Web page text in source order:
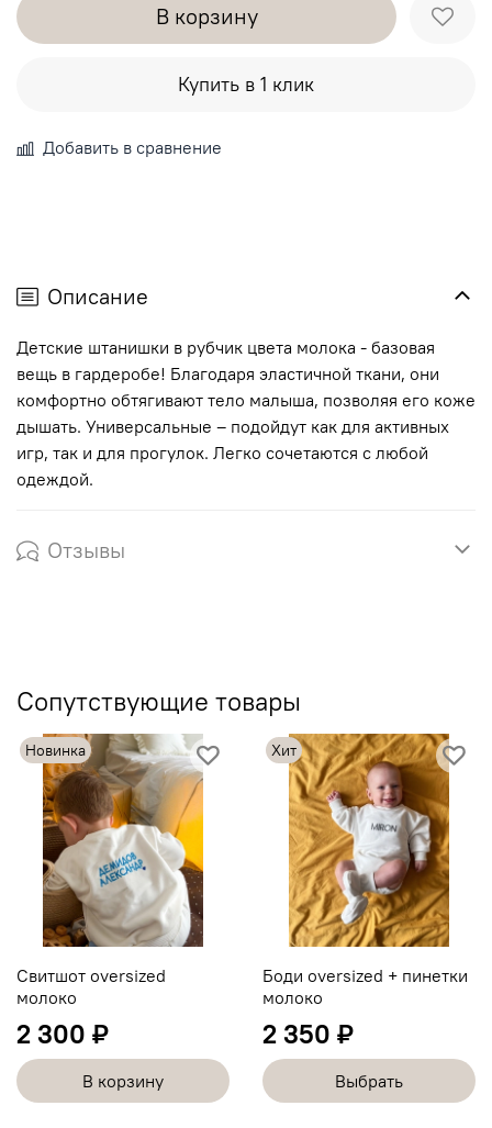
В корзину
Купить в 1 клик
Добавить в сравнение
Описание
Детские штанишки в рубчик цвета молока - базовая
вещь в гардеробе! Благодаря эластичной ткани, они
комфортно обтягивают тело малыша, позволяя его коже
дышать. Универсальные – подойдут как для активных
игр, так и для прогулок. Легко сочетаются с любой
одеждой.
Отзывы
Сопутствующие товары
Новинка
Свитшот oversized
молоко
2 300 ₽
В корзину
Хит
Боди oversized + пинетки
молоко
2 350 ₽
Выбрать